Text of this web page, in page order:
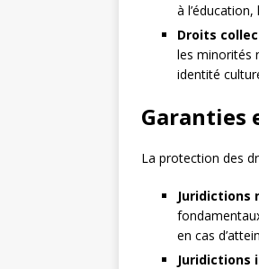
à
Droits
les minorités
identité
Garanties
La protection des
Juridictions
en cas
Juridictions